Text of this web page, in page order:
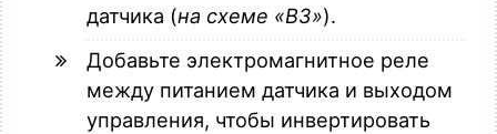
датчика (на схеме «B3»).
Добавьте электромагнитное реле
между питанием датчика и выходом
управления, чтобы инвертировать